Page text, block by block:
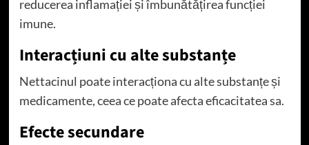
reducerea inflamației și îmbunătățirea funcției
imune.
Interacțiuni cu alte substanțe
Nettacinul poate interacționa cu alte substanțe și
medicamente, ceea ce poate afecta eficacitatea sa.
Efecte secundare